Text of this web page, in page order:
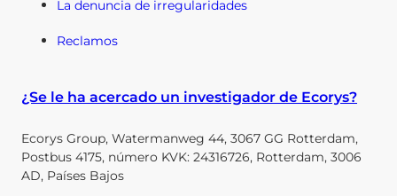
La denuncia de irregularidades
Reclamos
¿Se le ha acercado un investigador de Ecorys?
Ecorys Group, Watermanweg 44, 3067 GG Rotterdam,
Postbus 4175, número KVK: 24316726, Rotterdam, 3006
AD, Países Bajos